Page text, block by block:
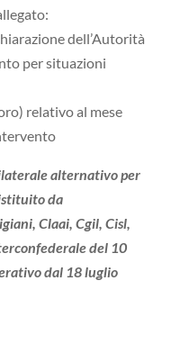
dell’Autorità
per situazioni
relativo al mese
alternativo per
da
Claai, Cgil, Cisl,
del 10
dal 18 luglio